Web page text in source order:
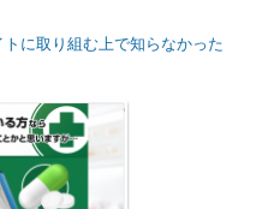
トに取り組む上で知らなかった